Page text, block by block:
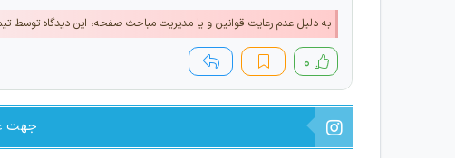
به دلیل عدم رعایت قوانین و یا مدیریت مباحث صفحه، این دیدگاه توسط
۰
جهت